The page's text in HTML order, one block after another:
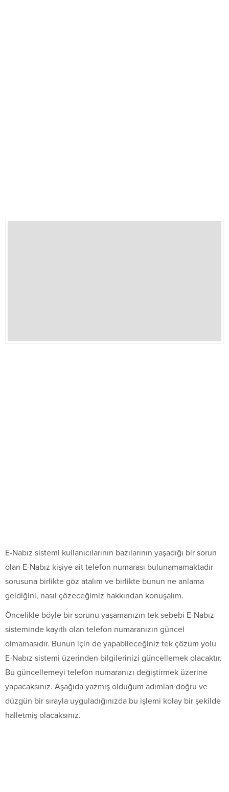
E-Nabız sistemi kullanıcılarının bazılarının yaşadığı bir sorun
olan E-Nabız kişiye ait telefon numarası bulunamamaktadır
sorusuna birlikte göz atalım ve birlikte bunun ne anlama
geldiğini, nasıl çözeceğimiz hakkından konuşalım.
Öncelikle böyle bir sorunu yaşamanızın tek sebebi E-Nabız
sisteminde kayıtlı olan telefon numaranızın güncel
olmamasıdır. Bunun için de yapabileceğiniz tek çözüm yolu
E-Nabız sistemi üzerinden bilgilerinizi güncellemek olacaktır.
Bu güncellemeyi telefon numaranızı değiştirmek üzerine
yapacaksınız. Aşağıda yazmış olduğum adımları doğru ve
düzgün bir sırayla uyguladığınızda bu işlemi kolay bir şekilde
halletmiş olacaksınız.